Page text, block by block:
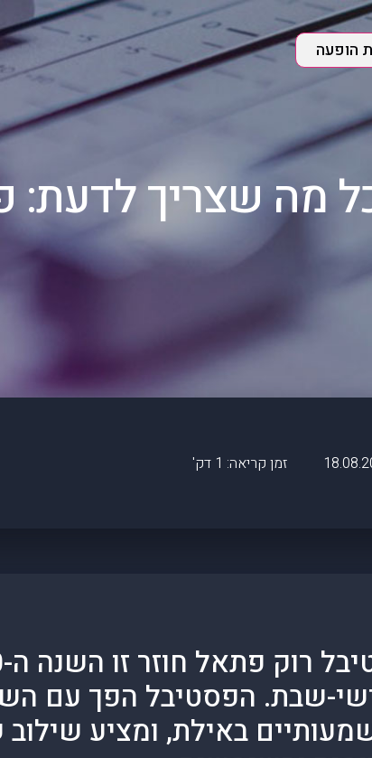
הופעה
מה שצריך לדעת:
זמן קריאה: 1 דק'
שבת. הפסטיבל הפך עם
באילת, ומציע